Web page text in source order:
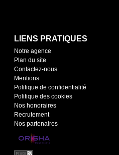
LIENS PRATIQUES
Notre agence
Plan du site
Contactez-nous
Mentions
Politique de confidentialité
Politique des cookies
Nos honoraires
Recrutement
Nos partenaires